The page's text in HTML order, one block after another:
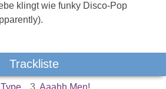
klingt wie funky Disco-Pop
Trackliste
3. Aaahh Men!